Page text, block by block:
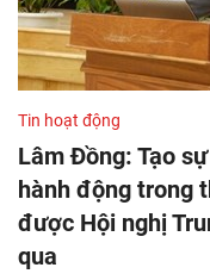
Tin hoạt động
Lâm Đồng: Tạo
hành động trong
được Hội nghị
qua